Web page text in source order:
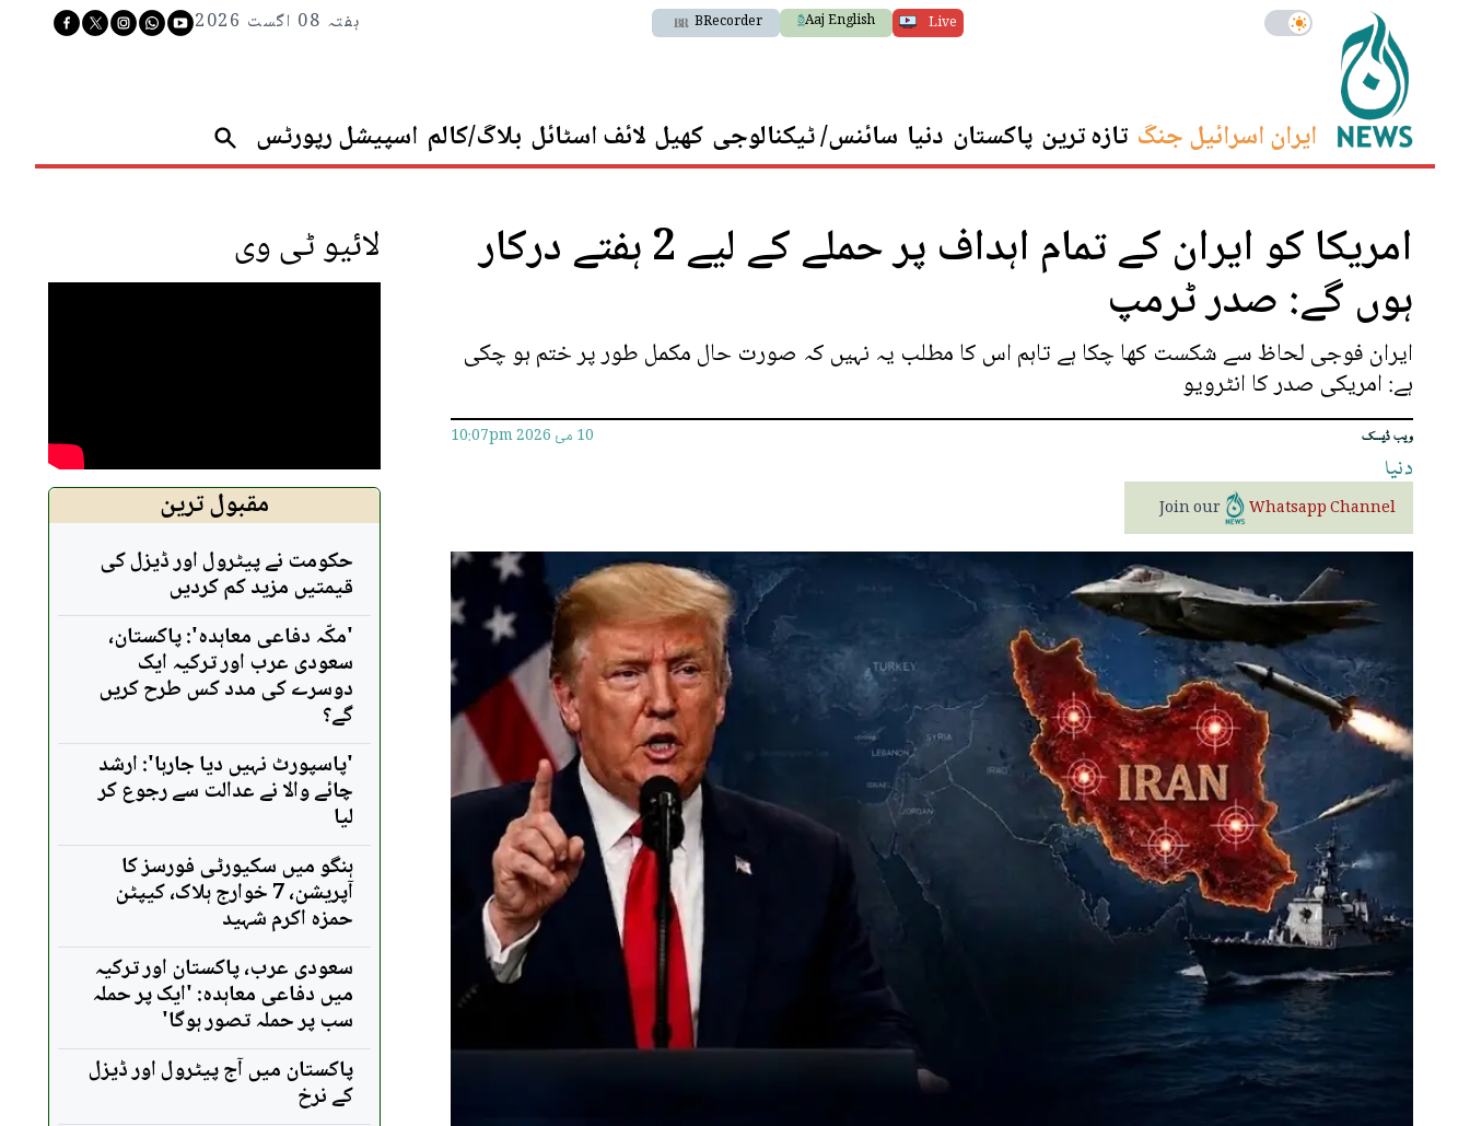
Live
Aaj English
BRecorder ہفتہ 08 اگست 2026
ایران اسرائیل جنگ تازہ ترین پاکستان دنیا سائنس/ ٹیکنالوجی کھیل لائف اسٹائل بلاگ/کالم اسپیشل رپورٹس
امریکا کو ایران کے تمام اہداف پر حملے کے لیے 2 ہفتے درکار
ہوں گے: صدر ٹرمپ
ایران فوجی لحاظ سے شکست کھا چکا ہے تاہم اس کا مطلب یہ نہیں کہ صورت حال مکمل طور پر ختم ہو چکی
ہے: امریکی صدر کا انٹرویو
ویب ڈیسک 10 مئ 2026 10:07pm
دنیا
Join our Whatsapp Channel
لائیو ٹی وی
مقبول ترین
حکومت نے پیٹرول اور ڈیزل کی
قیمتیں مزید کم کردیں
'مکّہ دفاعی معاہدہ': پاکستان،
سعودی عرب اور ترکیہ ایک
دوسرے کی مدد کس طرح کریں
گے؟
'پاسپورٹ نہیں دیا جارہا': ارشد
چائے والا نے عدالت سے رجوع کر
لیا
ہنگو میں سکیورٹی فورسز کا
آپریشن، 7 خوارج ہلاک، کیپٹن
حمزہ اکرم شہید
سعودی عرب، پاکستان اور ترکیہ
میں دفاعی معاہدہ: 'ایک پر حملہ
سب پر حملہ تصور ہوگا'
پاکستان میں آج پیٹرول اور ڈیزل
کے نرخ